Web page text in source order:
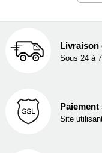
Livraison
Sous 24 à
Site